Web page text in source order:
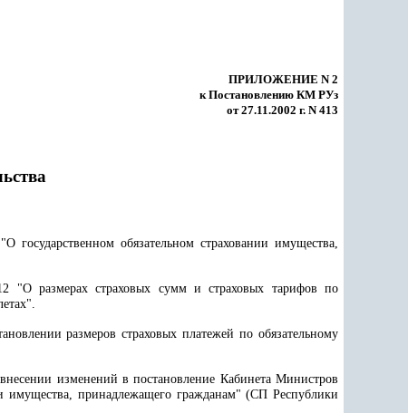
ПРИЛОЖЕНИЕ N 2
к Постановлению КМ РУз
от 27.11.2002 г. N 413
обязательном страховании имущества,
"О размерах страховых сумм и страховых тарифов по
размеров страховых платежей по обязательному
изменений в постановление Кабинета Министров
имущества, принадлежащего гражданам" (СП Республики